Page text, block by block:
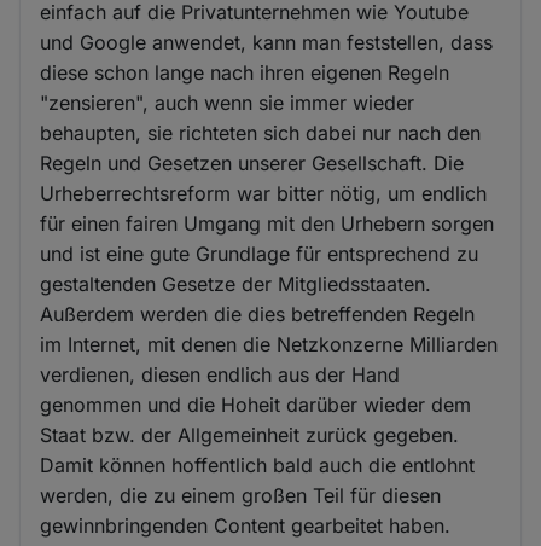
einfach auf die Privatunternehmen wie Youtube
und Google anwendet, kann man feststellen, dass
diese schon lange nach ihren eigenen Regeln
"zensieren", auch wenn sie immer wieder
behaupten, sie richteten sich dabei nur nach den
Regeln und Gesetzen unserer Gesellschaft. Die
Urheberrechtsreform war bitter nötig, um endlich
für einen fairen Umgang mit den Urhebern sorgen
und ist eine gute Grundlage für entsprechend zu
gestaltenden Gesetze der Mitgliedsstaaten.
Außerdem werden die dies betreffenden Regeln
im Internet, mit denen die Netzkonzerne Milliarden
verdienen, diesen endlich aus der Hand
genommen und die Hoheit darüber wieder dem
Staat bzw. der Allgemeinheit zurück gegeben.
Damit können hoffentlich bald auch die entlohnt
werden, die zu einem großen Teil für diesen
gewinnbringenden Content gearbeitet haben.